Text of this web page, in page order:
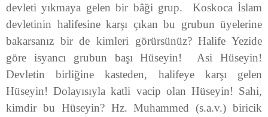
devleti yıkmaya gelen bir bâği grup. Koskoca İslam
devletinin halifesine karşı çıkan bu grubun üyelerine
bakarsanız bir de kimleri görürsünüz? Halife Yezide
göre isyancı grubun başı Hüseyin! Asi Hüseyin!
Devletin birliğine kasteden, halifeye karşı gelen
Hüseyin! Dolayısıyla katli vacip olan Hüseyin! Sahi,
kimdir bu Hüseyin? Hz. Muhammed (s.a.v.) biricik